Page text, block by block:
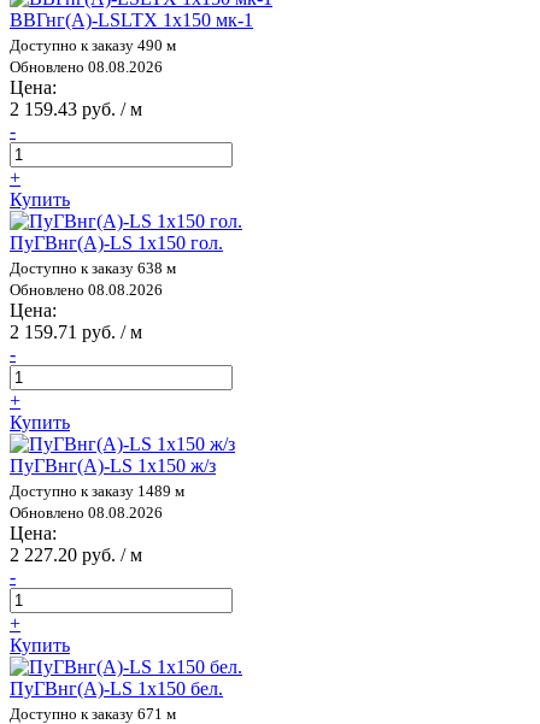
ВВГнг(А)-LSLTX 1х150 мк-1
Доступно к заказу 490 м
Обновлено 08.08.2026
Цена:
2 159.43 руб. / м
-
+
Купить
ПуГВнг(А)-LS 1х150 гол.
Доступно к заказу 638 м
Обновлено 08.08.2026
Цена:
2 159.71 руб. / м
-
+
Купить
ПуГВнг(А)-LS 1х150 ж/з
Доступно к заказу 1489 м
Обновлено 08.08.2026
Цена:
2 227.20 руб. / м
-
+
Купить
ПуГВнг(А)-LS 1х150 бел.
Доступно к заказу 671 м